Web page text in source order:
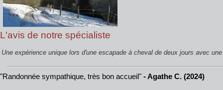
L'avis de notre spécialiste
Une expérience unique lors d'une escapade à cheval de deux jours avec
"Randonnée sympathique, très bon accueil" - Agathe C. (2024)